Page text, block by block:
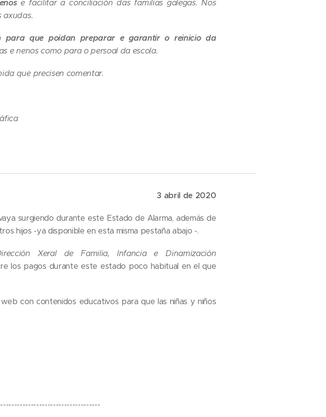
e facilitar a conciliación das familias galegas. Nos
axudas.
para que poidan preparar e garantir o reinicio da
e nenos como para o persoal da escola.
que precisen comentar.
3 abril de 2020
surgiendo durante este Estado de Alarma, además de
hijos -ya disponible en esta misma pestaña abajo -.
Xeral de Familia, Infancia e Dinamización
los pagos durante este estado poco habitual en el que
con contenidos educativos para que las niñas y niños